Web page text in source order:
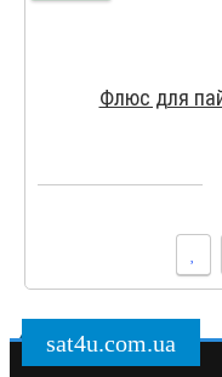
Флюс для
sat4u.com.ua